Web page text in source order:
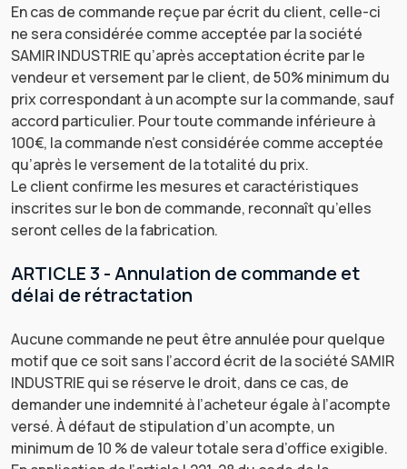
En cas de commande reçue par écrit du client, celle-ci
ne sera considérée comme acceptée par la société
SAMIR INDUSTRIE qu’après acceptation écrite par le
vendeur et versement par le client, de 50% minimum du
prix correspondant à un acompte sur la commande, sauf
accord particulier. Pour toute commande inférieure à
100€, la commande n’est considérée comme acceptée
qu’après le versement de la totalité du prix.
Le client confirme les mesures et caractéristiques
inscrites sur le bon de commande, reconnaît qu’elles
seront celles de la fabrication.
ARTICLE 3 - Annulation de commande et
délai de rétractation
Aucune commande ne peut être annulée pour quelque
motif que ce soit sans l’accord écrit de la société SAMIR
INDUSTRIE qui se réserve le droit, dans ce cas, de
demander une indemnité à l’acheteur égale à l’acompte
versé. À défaut de stipulation d’un acompte, un
minimum de 10 % de valeur totale sera d’office exigible.